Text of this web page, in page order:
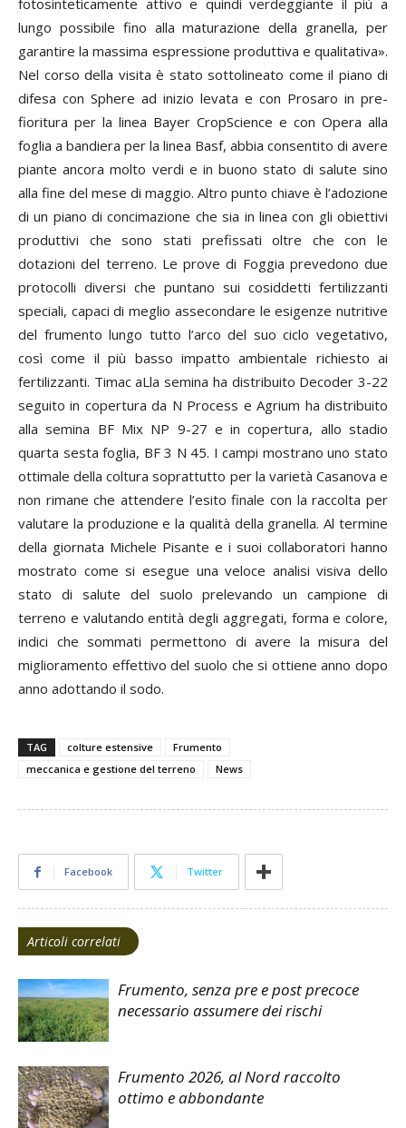
fotosinteticamente attivo e quindi verdeggiante il più a
lungo possibile fino alla maturazione della granella, per
garantire la massima espressione produttiva e qualitativa».
Nel corso della visita è stato sottolineato come il piano di
difesa con Sphere ad inizio levata e con Prosaro in pre-
fioritura per la linea Bayer CropScience e con Opera alla
foglia a bandiera per la linea Basf, abbia consentito di avere
piante ancora molto verdi e in buono stato di salute sino
alla fine del mese di maggio. Altro punto chiave è l’adozione
di un piano di concimazione che sia in linea con gli obiettivi
produttivi che sono stati prefissati oltre che con le
dotazioni del terreno. Le prove di Foggia prevedono due
protocolli diversi che puntano sui cosiddetti fertilizzanti
speciali, capaci di meglio assecondare le esigenze nutritive
del frumento lungo tutto l’arco del suo ciclo vegetativo,
così come il più basso impatto ambientale richiesto ai
fertilizzanti. Timac aLla semina ha distribuito Decoder 3-22
seguito in copertura da N Process e Agrium ha distribuito
alla semina BF Mix NP 9-27 e in copertura, allo stadio
quarta sesta foglia, BF 3 N 45. I campi mostrano uno stato
ottimale della coltura soprattutto per la varietà Casanova e
non rimane che attendere l’esito finale con la raccolta per
valutare la produzione e la qualità della granella. Al termine
della giornata Michele Pisante e i suoi collaboratori hanno
mostrato come si esegue una veloce analisi visiva dello
stato di salute del suolo prelevando un campione di
terreno e valutando entità degli aggregati, forma e colore,
indici che sommati permettono di avere la misura del
miglioramento effettivo del suolo che si ottiene anno dopo
anno adottando il sodo.
TAG colture estensive
Frumento
meccanica e gestione del terreno
News
Facebook Twitter
Articoli correlati
Frumento, senza pre e post precoce
necessario assumere dei rischi
Frumento 2026, al Nord raccolto
ottimo e abbondante